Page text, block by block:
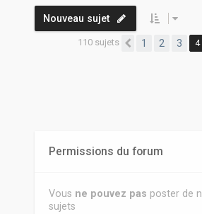
Nouveau sujet
110 sujets Précédente
1 2 3 4
Permissions du forum
Vous ne pouvez pas poster de
sujets